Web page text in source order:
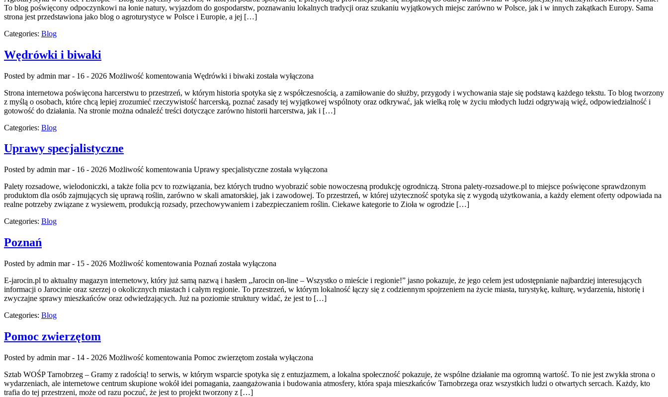
To blog poświęcony odpoczynkowi na łonie natury, wyjazdom do gospodarstw, poznawaniu lokalnych tradycji oraz szukaniu wyjątkowych miejsc zarówno w Polsce, jak i w innych zakątkach Europy. Sama
strona jest przedstawiona jako blog o agroturystyce w Polsce i Europie, a jej […]
Categories: Blog
Wędrówki i biwaki
Posted by admin mar - 16 - 2026 Możliwość komentowania Wędrówki i biwaki została wyłączona
Strona internetowa poświęcona harcerstwu to przestrzeń, w którym historia spotyka się z współczesnością, a zamiłowanie do służby, przygody i wychowania staje się podstawą każdego tekstu. To blog tworzony
z myślą o osobach, które chcą lepiej zrozumieć rzeczywistość harcerską, poznać zasady tej wyjątkowej wspólnoty oraz odkrywać, jak wielką rolę w życiu młodych ludzi odgrywają więź, odpowiedzialność i
gotowość do działania. Na stronie można odnaleźć treści dotyczące zarówno historii harcerstwa, jak i […]
Categories: Blog
Uprawy specjalistyczne
Posted by admin mar - 16 - 2026 Możliwość komentowania Uprawy specjalistyczne została wyłączona
Palety rozsadowe, wielodoniczki, a także folia pcv to rozwiązania, bez których trudno wyobrazić sobie nowoczesną produkcję ogrodniczą. Strona palety-rozsadowe.pl to miejsce poświęcone sprawdzonym
produktom dla osób zajmujących się uprawą roślin, zarówno w skali amatorskiej, jak i zawodowej. To przestrzeń, w której użyteczność spotyka się z wygodą użytkowania, a każdy element oferty odpowiada na
realne potrzeby związane z wysiewem, produkcją rozsady, przechowywaniem i zabezpieczaniem roślin. Ciekawe kategorie to Zioła w ogrodzie […]
Categories: Blog
Poznań
Posted by admin mar - 15 - 2026 Możliwość komentowania Poznań została wyłączona
E-jarocin.pl to aktualny magazyn internetowy, który już samą nazwą i hasłem „Jarocin on-line – Wszystko o mieście i regionie!” jasno pokazuje, że jego celem jest udostępnianie najbardziej interesujących
informacji o Jarocinie oraz szerzej o okolicznych miastach i całym regionie. To przestrzeń, w którym lokalność łączy się z codziennym spojrzeniem na życie miasta, turystykę, kulturę, wydarzenia, historię i
zwyczajne sprawy mieszkańców oraz odwiedzających. Już na poziomie struktury widać, że jest to […]
Categories: Blog
Pomoc zwierzętom
Posted by admin mar - 14 - 2026 Możliwość komentowania Pomoc zwierzętom została wyłączona
Sztab WOŚP Tarnobrzeg – Gramy z radością! to serwis, w którym wsparcie spotyka się z entuzjazmem, a lokalna społeczność pokazuje, że wspólne działanie ma ogromną wartość. To nie jest zwykła strona o
wydarzeniach, ale internetowe centrum skupione wokół idei pomagania, zaangażowania i budowania atmosfery, która spaja mieszkańców Tarnobrzega oraz wszystkich ludzi o otwartych sercach. Każdy, kto
trafia do tej przestrzeni, może od razu poczuć, że jest to projekt tworzony z […]